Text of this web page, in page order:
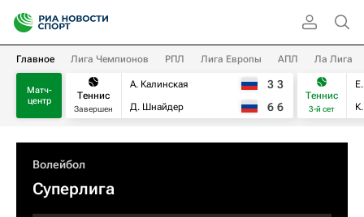
Главное Лига Чемпионов РПЛ Лига Европы АПЛ Ла Лига
Матч-
центр
Теннис
Завершен
А. Калинская
Д. Шнайдер
3 3
6 6
Теннис
3-й сет
Волейбол
Суперлига